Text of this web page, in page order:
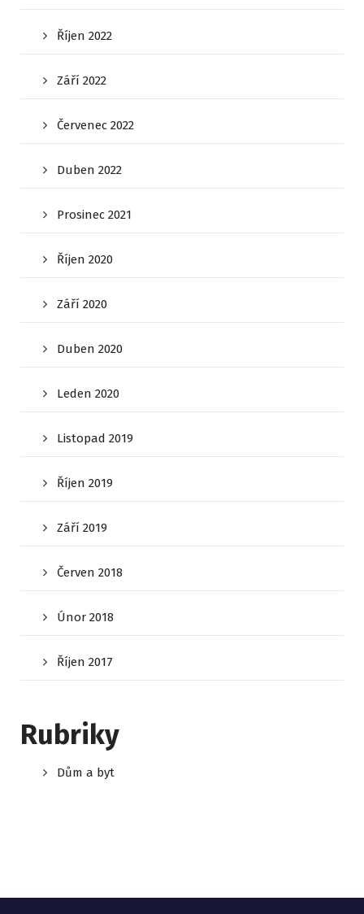
Říjen 2022
Září 2022
Červenec 2022
Duben 2022
Prosinec 2021
Říjen 2020
Září 2020
Duben 2020
Leden 2020
Listopad 2019
Říjen 2019
Září 2019
Červen 2018
Únor 2018
Říjen 2017
Rubriky
Dům a byt